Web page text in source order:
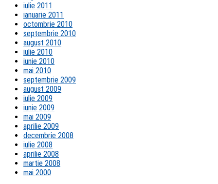
iulie 2011
ianuarie 2011
octombrie 2010
septembrie 2010
august 2010
iulie 2010
iunie 2010
mai 2010
septembrie 2009
august 2009
iulie 2009
iunie 2009
mai 2009
aprilie 2009
decembrie 2008
iulie 2008
aprilie 2008
martie 2008
mai 2000